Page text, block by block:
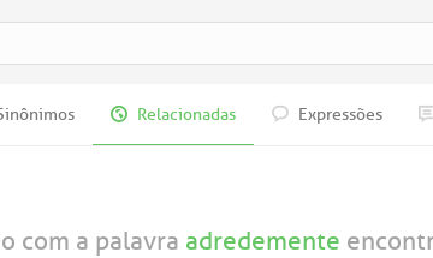
Relacionadas Expressões
com a palavra adredemente